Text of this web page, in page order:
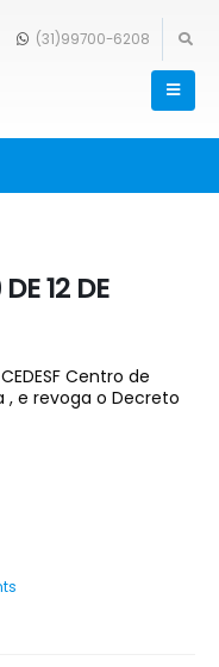
(31)99700-6208
12 DE
Centro de
, e revoga o Decreto